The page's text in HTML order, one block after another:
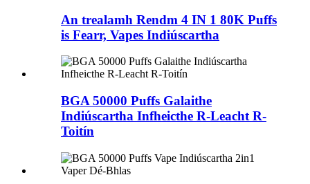
An trealamh Rendm 4 IN 1 80K Puffs
is Fearr, Vapes Indiúscartha
BGA 50000 Puffs Galaithe
Indiúscartha Infheicthe R-Leacht R-
Toitín